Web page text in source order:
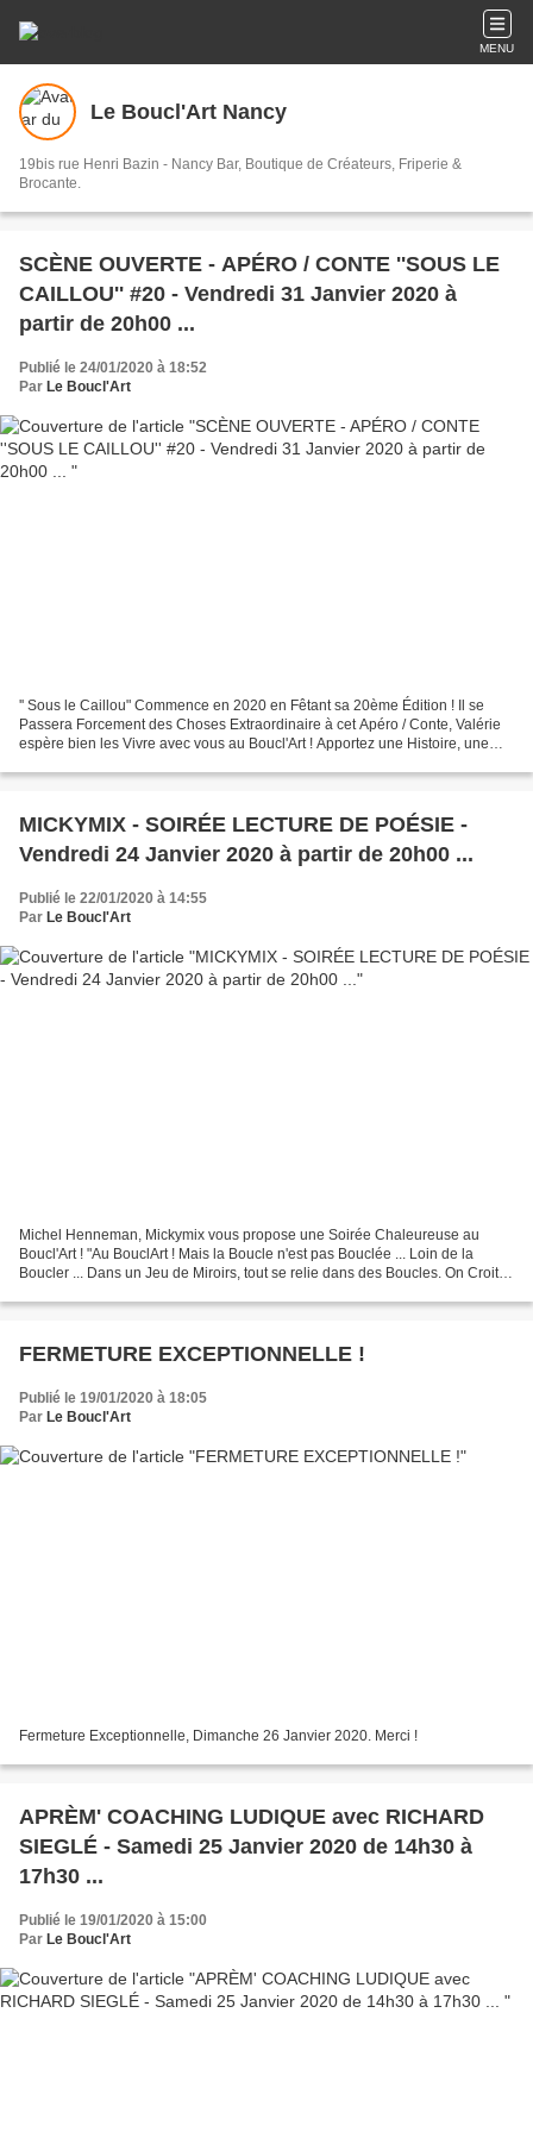
MENU
Le Boucl'Art Nancy
19bis rue Henri Bazin - Nancy Bar, Boutique de Créateurs, Friperie &
Brocante.
SCÈNE OUVERTE - APÉRO / CONTE ''SOUS LE
CAILLOU'' #20 - Vendredi 31 Janvier 2020 à
partir de 20h00 ...
Publié le 24/01/2020 à 18:52
Par Le Boucl'Art
'' Sous le Caillou" Commence en 2020 en Fêtant sa 20ème Édition ! Il se
Passera Forcement des Choses Extraordinaire à cet Apéro / Conte, Valérie
espère bien les Vivre avec vous au Boucl'Art ! Apportez une Histoire, une
MICKYMIX - SOIRÉE LECTURE DE POÉSIE -
Vendredi 24 Janvier 2020 à partir de 20h00 ...
Publié le 22/01/2020 à 14:55
Par Le Boucl'Art
Michel Henneman, Mickymix vous propose une Soirée Chaleureuse au
Boucl'Art ! "Au BouclArt ! Mais la Boucle n'est pas Bouclée ... Loin de la
Boucler ... Dans un Jeu de Miroirs, tout se relie dans des Boucles. On Croit
FERMETURE EXCEPTIONNELLE !
Publié le 19/01/2020 à 18:05
Par Le Boucl'Art
Fermeture Exceptionnelle, Dimanche 26 Janvier 2020. Merci !
APRÈM' COACHING LUDIQUE avec RICHARD
SIEGLÉ - Samedi 25 Janvier 2020 de 14h30 à
17h30 ...
Publié le 19/01/2020 à 15:00
Par Le Boucl'Art